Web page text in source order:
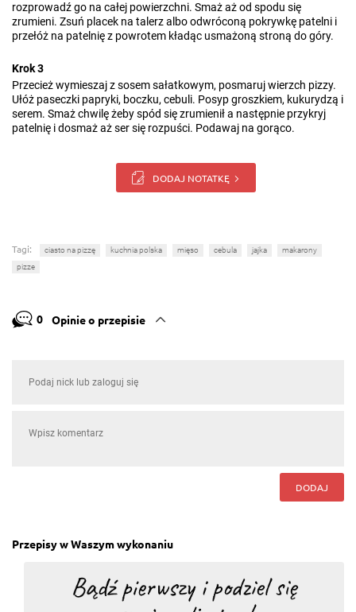
rozprowadź go na całej powierzchni. Smaż aż od spodu się
zrumieni. Zsuń placek na talerz albo odwróconą pokrywkę patelni i
przełóż na patelnię z powrotem kładąc usmażoną stroną do góry.
Krok 3
Przecież wymieszaj z sosem sałatkowym, posmaruj wierzch pizzy.
Ułóż paseczki papryki, boczku, cebuli. Posyp groszkiem, kukurydzą i
serem. Smaż chwilę żeby spód się zrumienił a następnie przykryj
patelnię i dosmaż aż ser się rozpuści. Podawaj na gorąco.
DODAJ NOTATKĘ
Tagi: ciasto na pizzę kuchnia polska mięso cebula jajka
makarony
pizze
0 Opinie o przepisie
DODAJ
Przepisy w Waszym wykonaniu